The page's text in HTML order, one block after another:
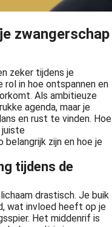
zwangerschap
zeker tijdens je
in hoe ontspannen en
Als ambitieuze
agenda, maar je
en rust te vinden. Hoe
juiste
belangrijk zijn en hoe je
tijdens de
drastisch. Je buik
wat invloed heeft op je
Het middenrif is